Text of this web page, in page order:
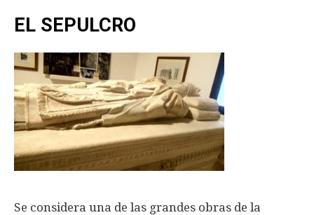
EL SEPULCRO
Se considera una de las grandes obras de la